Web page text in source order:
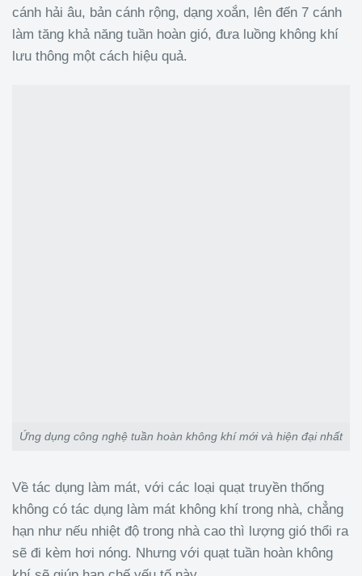
cánh hải âu, bản cánh rộng, dạng xoắn, lên đến 7 cánh
làm tăng khả năng tuần hoàn gió, đưa luồng không khí
lưu thông một cách hiệu quả.
Ứng dụng công nghệ tuần hoàn không khí mới và hiện đại nhất
Về tác dụng làm mát, với các loại quạt truyền thống
không có tác dụng làm mát không khí trong nhà, chẳng
hạn như nếu nhiệt độ trong nhà cao thì lượng gió thổi ra
sẽ đi kèm hơi nóng. Nhưng với quạt tuần hoàn không